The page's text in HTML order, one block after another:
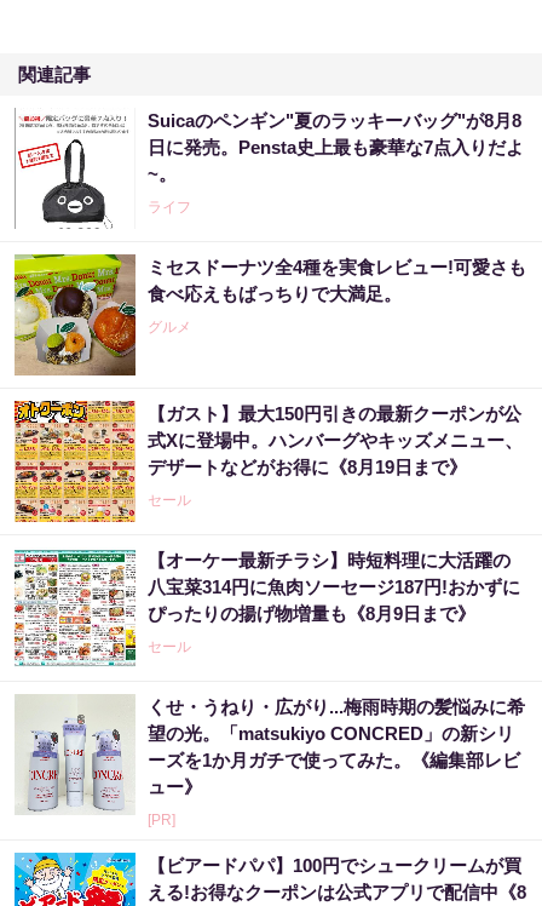
関連記事
Suicaのペンギン"夏のラッキーバッグ"が8月8
日に発売。Pensta史上最も豪華な7点入りだよ
~。
ライフ
ミセスドーナツ全4種を実食レビュー!可愛さも
食べ応えもばっちりで大満足。
グルメ
【ガスト】最大150円引きの最新クーポンが公
式Xに登場中。ハンバーグやキッズメニュー、
デザートなどがお得に《8月19日まで》
セール
【オーケー最新チラシ】時短料理に大活躍の
八宝菜314円に魚肉ソーセージ187円!おかずに
ぴったりの揚げ物増量も《8月9日まで》
セール
くせ・うねり・広がり...梅雨時期の髪悩みに希
望の光。「matsukiyo CONCRED」の新シリ
ーズを1か月ガチで使ってみた。《編集部レビ
ュー》
[PR]
【ビアードパパ】100円でシュークリームが買
える!お得なクーポンは公式アプリで配信中《8